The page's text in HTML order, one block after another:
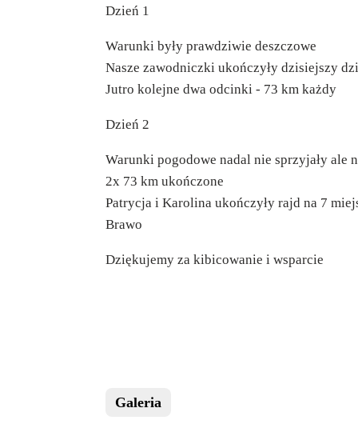
Dzień 1
Warunki były prawdziwie deszczowe
Nasze zawodniczki ukończyły dzisiejszy
Jutro kolejne dwa odcinki - 73 km każdy
Dzień 2
Warunki pogodowe nadal nie sprzyjały ale
2x 73 km ukończone
Patrycja i Karolina ukończyły rajd na 7
Brawo
Dziękujemy za kibicowanie i wsparcie
Galeria